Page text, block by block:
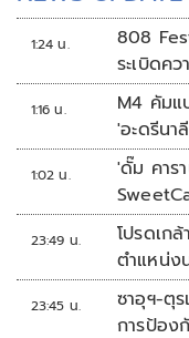
1:24 น.
808
ระเบิดค
1:16 น.
M4 คัม
'อะดรีนา
1:02 น.
'ดั๊ม คาร
23:49 น.
โปรดเก
ตำแหน่ง
'พลตรี'
23:45 น.
ซาอุฯ-ตุ
การป้อง